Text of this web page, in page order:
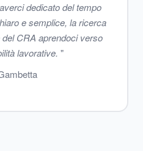
dedicato del tempo
e semplice, la ricerca
CRA aprendoci verso
lavorative. "